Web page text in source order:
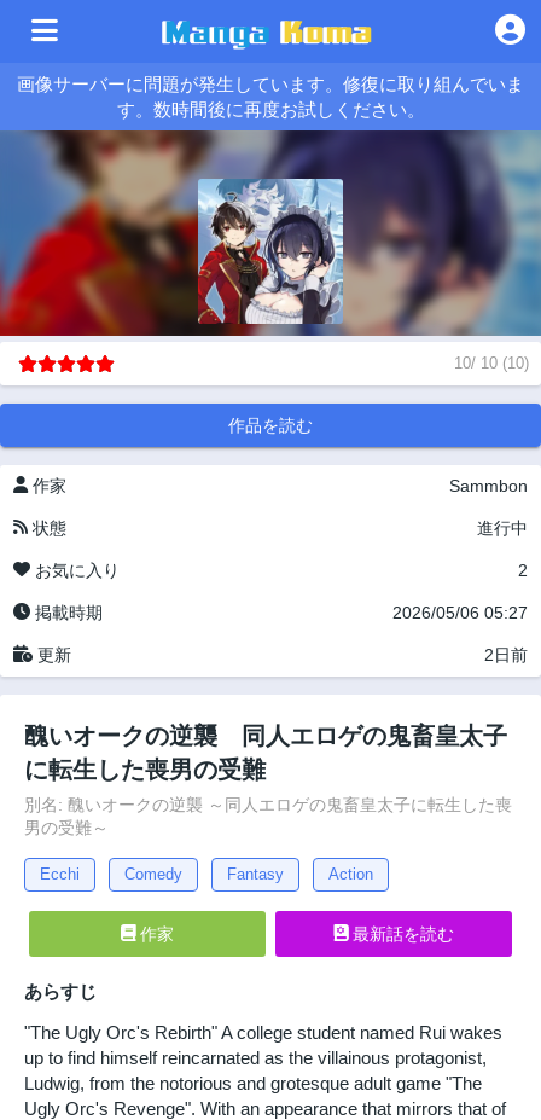
画像サーバーに問題が発生しています。修復に取り組んでいま
す。数時間後に再度お試しください。
10/ 10 (10)
作品を読む
作家 Sammbon
状態 進行中
お気に入り 2
掲載時期 2026/05/06 05:27
更新 2日前
醜いオークの逆襲 同人エロゲの鬼畜皇太子
に転生した喪男の受難
別名: 醜いオークの逆襲 ～同人エロゲの鬼畜皇太子に転生した喪
男の受難～
Ecchi Comedy Fantasy Action
作家 最新話を読む
あらすじ
"The Ugly Orc's Rebirth" A college student named Rui wakes
up to find himself reincarnated as the villainous protagonist,
Ludwig, from the notorious and grotesque adult game "The
Ugly Orc's Revenge". With an appearance that mirrors that of